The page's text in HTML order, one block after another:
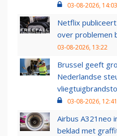
03-08-2026, 14:03
Netflix
over problemen
03-08-2026, 13:22
Brussel geeft
Nederlandse
03-08-2026, 12:41
Airbus A321neo
beklad met